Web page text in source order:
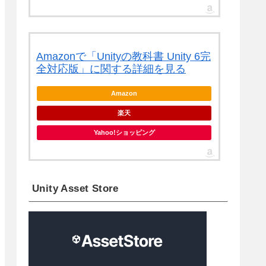
Amazonで「Unityの教科書 Unity 6完
全対応版」に関する詳細を見る
Amazon
楽天
Yahoo!ショッピング
Unity Asset Store